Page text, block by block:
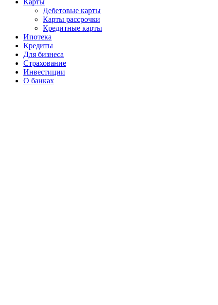
Карты
Дебетовые карты
Карты рассрочки
Кредитные карты
Ипотека
Кредиты
Для бизнеса
Страхование
Инвестиции
О банках